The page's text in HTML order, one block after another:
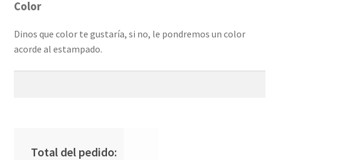
Color
Dinos que color te gustaría, si no, le pondremos un color
acorde al estampado.
Total del pedido: